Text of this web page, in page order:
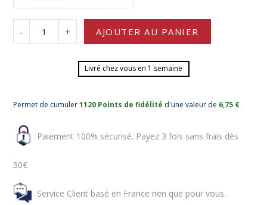
- + AJOUTER AU PANIER
Livré chez vous en 1 semaine
Permet de cumuler1120 Points de fidélité d'une valeur de 6,75 €
Paiement 100% sécurisé. Payez 3 fois sans frais dès
50€
Service Client basé en France rien que pour vous.